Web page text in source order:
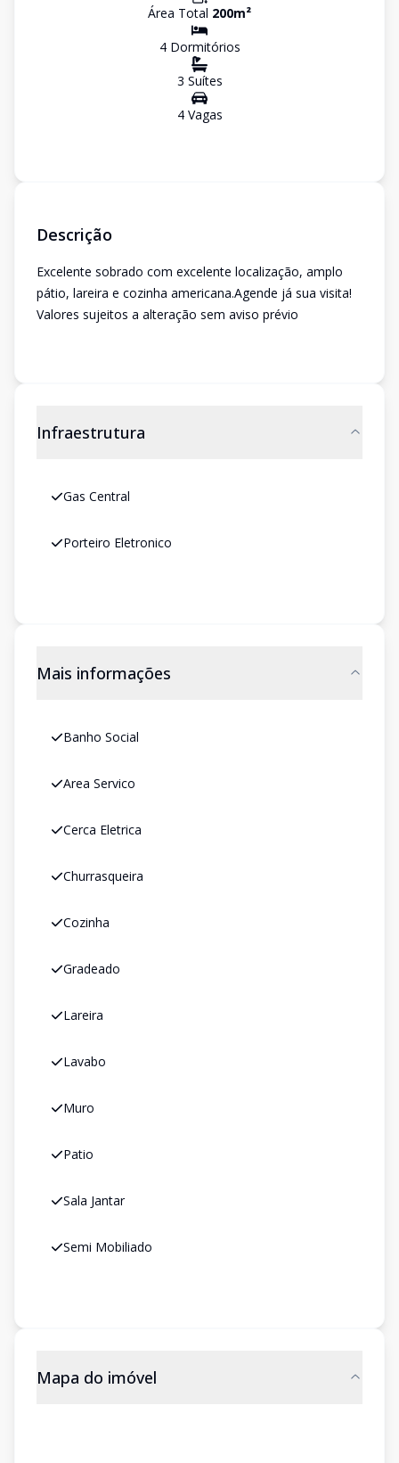
Área Total 200m²
4Dormitórios
3 Suítes
4Vagas
Descrição
Excelente sobrado com excelente localização, amplo
pátio, lareira e cozinha americana.Agende já sua visita!
Valores sujeitos a alteração sem aviso prévio
Infraestrutura
Gas Central
Porteiro Eletronico
Mais informações
Banho Social
Area Servico
Cerca Eletrica
Churrasqueira
Cozinha
Gradeado
Lareira
Lavabo
Muro
Patio
Sala Jantar
Semi Mobiliado
Mapa do imóvel